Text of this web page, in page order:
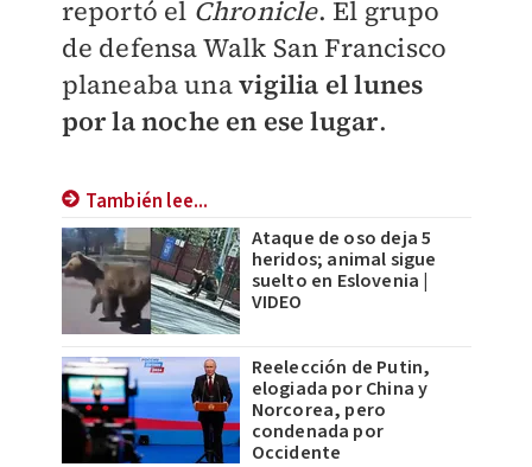
reportó el Chronicle. El grupo
de defensa Walk San Francisco
planeaba unavigilia el lunes
por la noche en ese lugar.
También lee...
Ataque de oso deja 5
heridos; animal sigue
suelto en Eslovenia |
VIDEO
Reelección de Putin,
elogiada por China y
Norcorea, pero
condenada por
Occidente